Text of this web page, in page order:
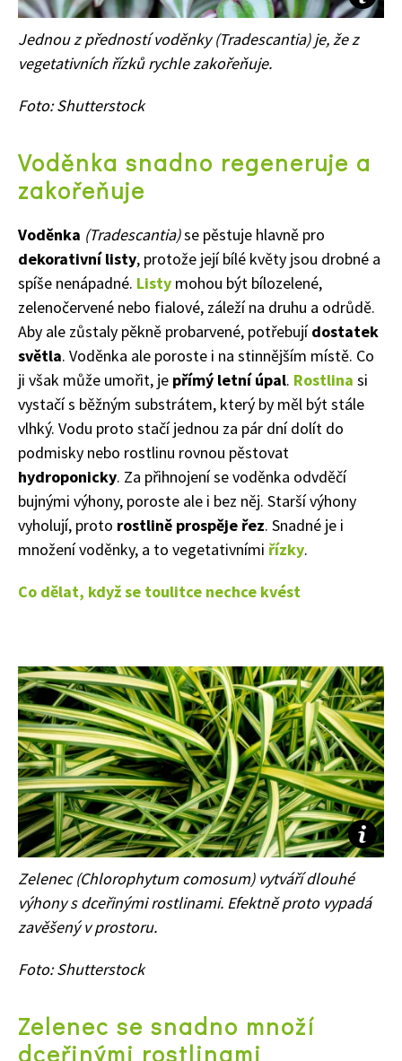
Jednou z předností voděnky(Tradescantia)je, že z
vegetativních řízků rychle zakořeňuje.
Foto: Shutterstock
Voděnka snadno regeneruje a
zakořeňuje
Voděnka (Tradescantia)se pěstuje hlavně pro
dekorativní listy, protože její bílé květy jsou drobné a
spíše nenápadné. Listy mohou být bílozelené,
zelenočervené nebo fialové, záleží na druhu a odrůdě.
Aby ale zůstaly pěkně probarvené, potřebujídostatek
světla. Voděnka ale poroste i na stinnějším místě. Co
ji však může umořit, je přímý letní úpal. Rostlina si
vystačí s běžným substrátem, který by měl být stále
vlhký. Vodu proto stačí jednou za pár dní dolít do
podmisky nebo rostlinu rovnou pěstovat
hydroponicky. Za přihnojení se voděnka odvděčí
bujnými výhony, poroste ale i bez něj. Starší výhony
vyholují, proto rostlině prospěje řez. Snadné je i
množení voděnky, a to vegetativními řízky.
Co dělat, když se toulitce nechce kvést
Zelenec(Chlorophytum comosum)vytváří dlouhé
výhony s dceřinými rostlinami. Efektně proto vypadá
zavěšený v prostoru.
Foto: Shutterstock
Zelenec se snadno množí
dceřinými rostlinami